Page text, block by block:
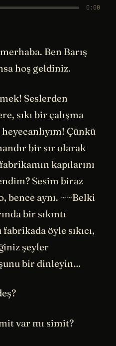
0:00
Ben Barış
hoş geldiniz.
Seslerden
sıkı bir çalışma
Çünkü
bir sır olarak
kapılarını
Sesim biraz
bence aynı. ~~Belki
bir sıkıntı
öyle sıkıcı,
şeyler
bir dinleyin…
var mı simit?